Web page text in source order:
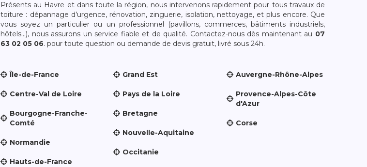
Présents au Havre et dans toute la région, nous intervenons rapidement pour tous travaux de
toiture : dépannage d’urgence, rénovation, zinguerie, isolation, nettoyage, et plus encore. Que
vous soyez un particulier ou un professionnel (pavillons, commerces, bâtiments industriels,
hôtels…), nous assurons un service fiable et de qualité. Contactez-nous dès maintenant au 07
63 02 05 06. pour toute question ou demande de devis gratuit, livré sous 24h.
Île-de-France
Centre-Val de Loire
Bourgogne-Franche-
Comté
Normandie
Hauts-de-France
Grand Est
Pays de la Loire
Bretagne
Nouvelle-Aquitaine
Occitanie
Auvergne-Rhône-Alpes
Provence-Alpes-Côte
d'Azur
Corse